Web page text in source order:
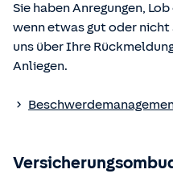
§ 48b
Verordnung über die
Die berufsrechtlichen
eingesehen und abgerufen
Sie haben Anregungen,
wenn etwas gut oder
uns über Ihre
Anliegen.